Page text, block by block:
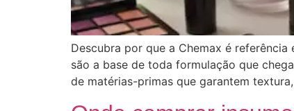
Descubra por que a Chemax é
são a base de toda formulação que
de matérias-primas que garantem